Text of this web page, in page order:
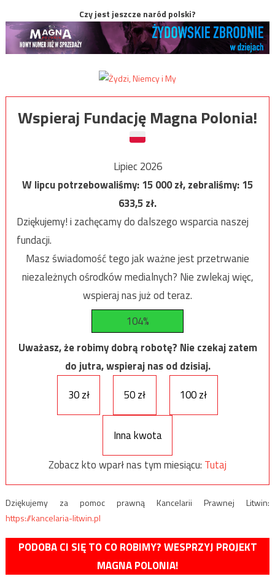
Czy jest jeszcze naród polski?
Wspieraj Fundację Magna Polonia!
Lipiec 2026
W lipcu potrzebowaliśmy:15 000zł, zebraliśmy:15
633,5zł.
Dziękujemy! i zachęcamy do dalszego wsparcia naszej
fundacji.
Masz świadomość tego jak ważne jest przetrwanie
niezależnych ośrodków medialnych? Nie zwlekaj więc,
wspieraj nas już od teraz.
104%
Uważasz, że robimy dobrą robotę? Nie czekaj zatem
do jutra, wspieraj nas od dzisiaj.
30 zł
50 zł 100 zł
Inna kwota
Zobacz kto wparł nas tym miesiącu: Tutaj
Dziękujemy za pomoc prawną Kancelarii Prawnej Litwin:
https://kancelaria-litwin.pl
PODOBA CI SIĘ TO CO ROBIMY? WESPRZYJ PROJEKT
MAGNA POLONIA!